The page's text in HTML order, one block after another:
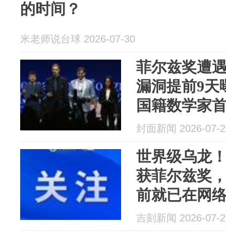
的时间？
米老师说台球 2026-07-30
菲尔兹奖遭
漏洞提前9天
国籍数学家
前“剧透”→
封面新闻 2026-07-
世界级乌龙
获菲尔兹奖
前就已在网
发现后官网
吉刻新闻 2026-07-